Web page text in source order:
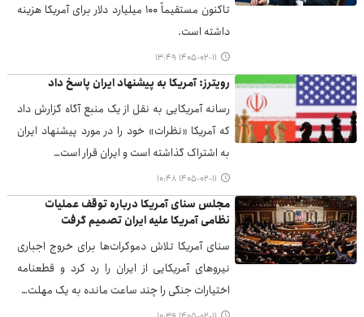
تاکنون مستقیماً ۱۰۰ میلیارد دلار برای آمریکا هزینه
داشته است.
۱۴۰۵-۰۲-۱۱ ۱۳:۴۹
رویترز: آمریکا به پیشنهاد ایران پاسخ داد
رسانه آمریکایی به نقل از یک منبع آگاه گزارش داد
که آمریکا «نظرات» خود را در مورد پیشنهاد ایران
به اشتراک گذاشته است و ایران قرار است…
۱۴۰۵-۰۲-۱۱ ۱۰:۴۸
مجلس سنای آمریکا درباره توقف عملیات
نظامی آمریکا علیه ایران تصمیم گرفت
سنای آمریکا تلاش دموکرات‌ها برای خروج اجباری
نیروهای آمریکایی از ایران را رد کرد و قطعنامه
اختیارات جنگی را چند ساعت مانده به یک مهلت…